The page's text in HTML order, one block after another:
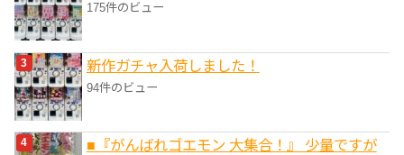
175件のビュー
新作ガチャ入荷しました！
94件のビュー
■『がんばれゴエモン 大集合！』 少量ですが